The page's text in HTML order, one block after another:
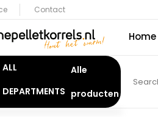
Contact
Home
ALL
DEPARTMENTS